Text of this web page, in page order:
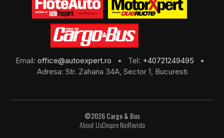
Email: office@autoexpert.ro • Tel: +40721249495
•
Adresa: Str. Zaharia 34A, Sector 1, Bucuresti
©2026 Cargo & Bus
About UsDespre NoiRevista